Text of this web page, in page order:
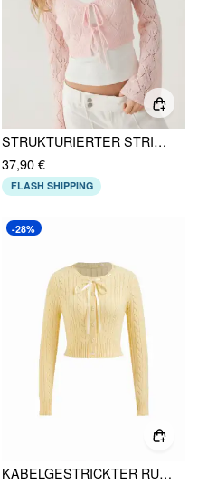
STRUKTURIERTER STRICK-CARDIGAN MIT GLOCKENÄRMEL UND SCHLEIFENBAND
37,90 €
FLASH SHIPPING
-28%
KABELGESTRICKTER RUNDHALS-KARDIGAN MIT SCHLEIFE